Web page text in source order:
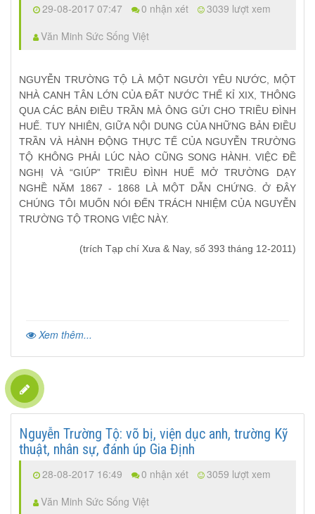
29-08-2017 07:47 0 nhận xét
3039 lượt xem
Văn Minh Sức Sống Việt
NGUYỄN TRƯỜNG TỘ LÀ MỘT NGƯỜI YÊU NƯỚC, MỘT
NHÀ CANH TÂN LỚN CỦA ĐẤT NƯỚC THẾ KỈ XIX, THÔNG
QUA CÁC BẢN ĐIỀU TRẦN MÀ ÔNG GỬI CHO TRIỀU ĐÌNH
HUẾ. TUY NHIÊN, GIỮA NỘI DUNG CỦA NHỮNG BẢN ĐIỀU
TRẦN VÀ HÀNH ĐỘNG THỰC TẾ CỦA NGUYỄN TRƯỜNG
TỘ KHÔNG PHẢI LÚC NÀO CŨNG SONG HÀNH. VIỆC ĐỀ
NGHỊ VÀ “GIÚP” TRIỀU ĐÌNH HUẾ MỞ TRƯỜNG DẠY
NGHỀ NĂM 1867 - 1868 LÀ MỘT DẪN CHỨNG. Ở ĐÂY
CHÚNG TÔI MUỐN NÓI ĐẾN TRÁCH NHIỆM CỦA NGUYỄN
TRƯỜNG TỘ TRONG VIỆC NÀY.
(trích Tạp chí Xưa & Nay, số 393 tháng 12-2011)
Xem thêm...
Nguyễn Trường Tộ: võ bị, viện dục anh, trường Kỹ
thuật, nhân sự, đánh úp Gia Định
28-08-2017 16:49 0 nhận xét
3059 lượt xem
Văn Minh Sức Sống Việt